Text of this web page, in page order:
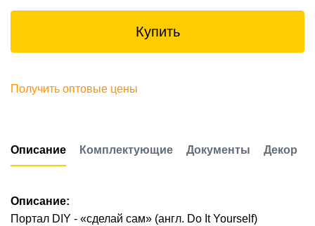
Купить
Получить оптовые цены
Описание Комплектующие Документы Декор
Описание:
Портал DIY - «сделай сам» (англ. Do It Yourself)